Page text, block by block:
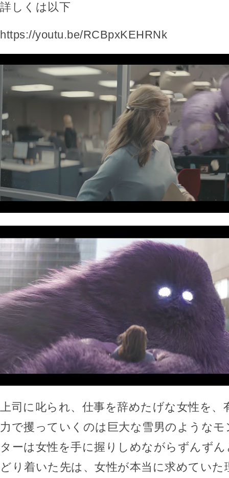
詳しくは以下
https://youtu.be/RCBpxKEHRNk
上司に叱られ、仕事を辞めたげな女性を、
力で攫っていくのは巨大な雪男のような
ターは女性を手に握りしめながらずんず
どり着いた先は、女性が本当に求めていた